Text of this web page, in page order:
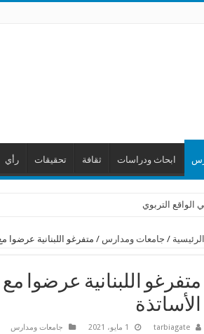
ابحاث ودراسات ثقافة تحقيقات رأي
الواقع التربوي
الرئيسية / جامعات ومدارس / متفرغو اللبنانية
متفرغو اللبنانية عرضوا
الأساتذة
tarbiagate 1 مايو، 2021 جامعات ومدارس